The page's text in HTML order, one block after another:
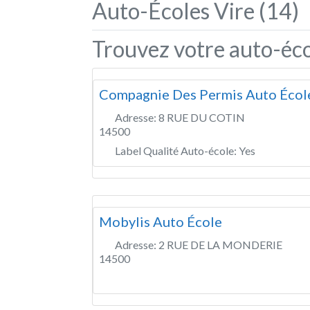
Auto-Écoles Vire (14)
Trouvez votre auto-
Compagnie Des Permis Auto
Adresse: 8 RUE DU COTIN
14500
Label Qualité Auto-école: Yes
Mobylis Auto École
Adresse: 2 RUE DE LA MONDERIE
14500